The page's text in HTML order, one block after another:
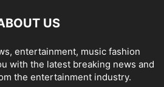
US
entertainment, music fashion
with the latest breaking news and
the entertainment industry.